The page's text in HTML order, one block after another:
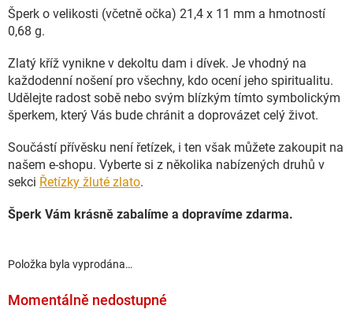
Položka byla vyprodána…
Šperk o velikosti (včetně očka) 21,4 x 11 mm a hmotností
0,68 g.
Zlatý kříž vynikne v dekoltu dam i dívek. Je vhodný na
každodenní nošení pro všechny, kdo ocení jeho spiritualitu.
Udělejte radost sobě nebo svým blízkým tímto symbolickým
šperkem, který Vás bude chránit a doprovázet celý život.
Součástí přívěsku není řetízek, i ten však můžete zakoupit na
našem e-shopu. Vyberte si z několika nabízených druhů v
sekci Řetízky žluté zlato.
Šperk Vám krásně zabalíme a dopravíme zdarma.
Momentálně nedostupné